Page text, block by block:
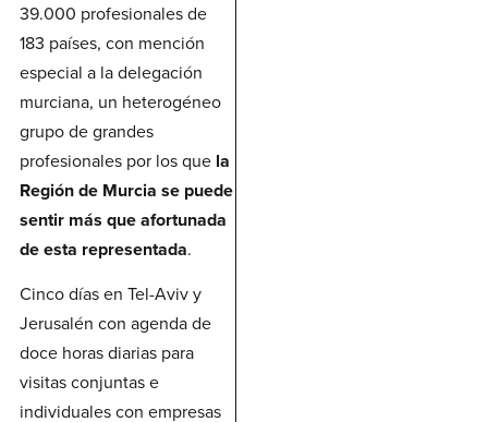
39.000 profesionales de
183 países, con mención
especial a la delegación
murciana, un heterogéneo
grupo de grandes
profesionales por los que la
Región de Murcia se puede
sentir más que afortunada
de esta representada.
Cinco días en Tel-Aviv y
Jerusalén con agenda de
doce horas diarias para
visitas conjuntas e
individuales con empresas